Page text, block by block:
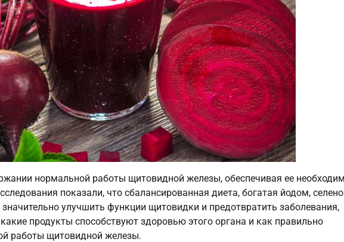
нормальной работы щитовидной железы, обеспечивая ее
показали, что сбалансированная диета, богатая йодом,
улучшить функции щитовидки и предотвратить заболевания,
продукты способствуют здоровью этого органа и как правильно
работы щитовидной железы.